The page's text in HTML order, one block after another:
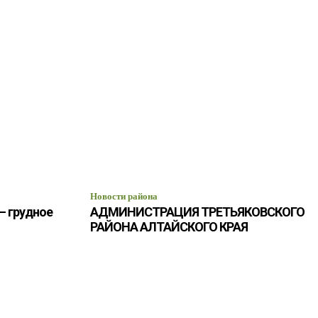
грудное
Новости района
АДМИНИСТРАЦИЯ ТРЕТЬЯКОВСКОГО
РАЙОНА АЛТАЙСКОГО КРАЯ